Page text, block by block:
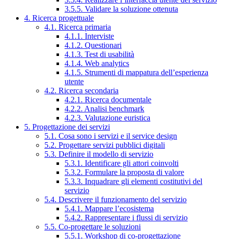
3.5.5. Validare la soluzione ottenuta
4. Ricerca progettuale
4.1. Ricerca primaria
4.1.1. Interviste
4.1.2. Questionari
4.1.3. Test di usabilità
4.1.4. Web analytics
4.1.5. Strumenti di mappatura dell’esperienza
utente
4.2. Ricerca secondaria
4.2.1. Ricerca documentale
4.2.2. Analisi benchmark
4.2.3. Valutazione euristica
5. Progettazione dei servizi
5.1. Cosa sono i servizi e il service design
5.2. Progettare servizi pubblici digitali
5.3. Definire il modello di servizio
5.3.1. Identificare gli attori coinvolti
5.3.2. Formulare la proposta di valore
5.3.3. Inquadrare gli elementi costitutivi del
servizio
5.4. Descrivere il funzionamento del servizio
5.4.1. Mappare l’ecosistema
5.4.2. Rappresentare i flussi di servizio
5.5. Co-progettare le soluzioni
5.5.1. Workshop di co-progettazione